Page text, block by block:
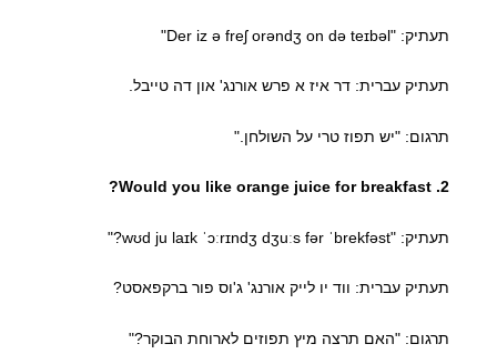
תעתיק: "Der iz ə freʃ orəndʒ on də teɪbəl"
תעתיק עברית: דר איז א פרש אורנג' און דה טייבל.
תרגום: "יש תפוז טרי על השולחן."
2. Would you like orange juice for breakfast?
תעתיק: "wʊd ju laɪk ˈɔːrɪndʒ dʒuːs fər ˈbrekfəst?"
תעתיק עברית: ווד יו לייק אורנג' ג'וס פור ברקפאסט?
תרגום: "האם תרצה מיץ תפוזים לארוחת הבוקר?"